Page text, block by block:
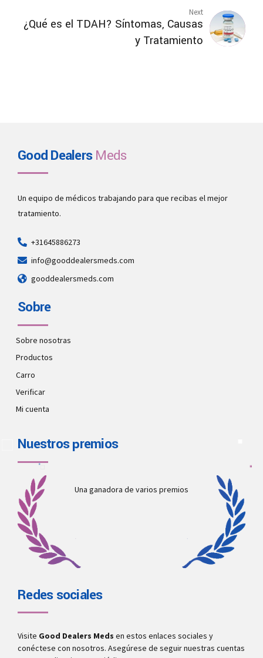
Next
¿Qué es el TDAH? Síntomas, Causas
y Tratamiento
Good DealersMeds
Un equipo de médicos trabajando para que recibas el mejor
tratamiento.
+31645886273
info@gooddealersmeds.com
gooddealersmeds.com
Sobre
Sobre nosotras
Productos
Carro
Verificar
Mi cuenta
Nuestros premios
Una ganadora de varios premios
Redes sociales
Visite Good Dealers Meds en estos enlaces sociales y
conéctese con nosotros. Asegúrese de seguir nuestras cuentas